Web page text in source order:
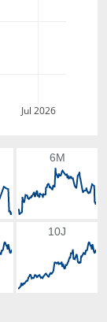
Jul 2026
6M
10J